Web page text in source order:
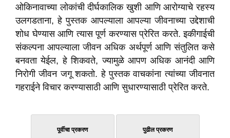
ओकिनावाच्या लोकांची दीर्घकालिक खुशी आणि आरोग्याचे रहस्य
उलगडताना, हे पुस्तक आपल्याला आपल्या जीवनाच्या उद्देशाची
शोध घेण्यास आणि त्यास पूर्ण करण्यास प्रेरित करते. इकीगाईची
संकल्पना आपल्याला जीवन अधिक अर्थपूर्ण आणि संतुलित कसे
बनवता येईल, हे शिकवते, ज्यामुळे आपण अधिक आनंदी आणि
निरोगी जीवन जगू शकतो. हे पुस्तक वाचकांना त्यांच्या जीवनात
गहराईने विचार करण्यासाठी आणि सुधारण्यासाठी प्रेरित करते.
पूर्वीचा प्रकरण पुढील प्रकरण